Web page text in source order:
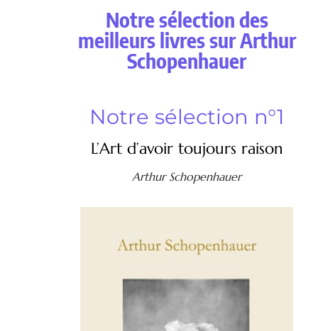
Notre sélection des
meilleurs livres sur Arthur
Schopenhauer
Notre sélection n°1
L’Art d’avoir toujours raison
Arthur Schopenhauer